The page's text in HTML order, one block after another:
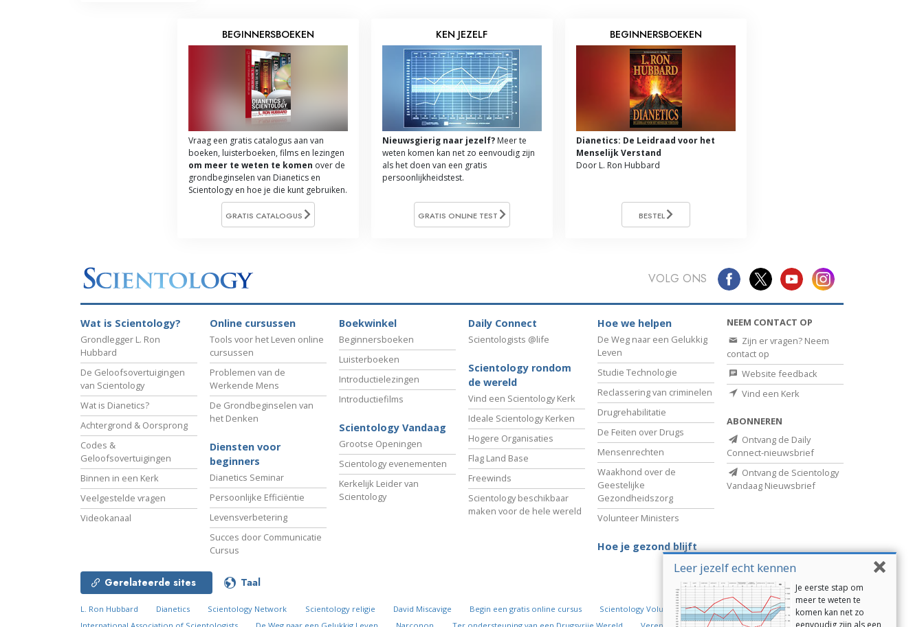
Leer jezelf echt kennen
Je eerste stap om
meer te weten te
komen kan net zo
BEGINNERSBOEKEN
Vraag een gratis catalogus aan van
boeken, luisterboeken, films en lezingen
om meer te weten te komen over de
grondbeginselen van Dianetics en
Scientology en hoe je die kunt gebruiken.
GRATIS CATALOGUS
KEN JEZELF
Nieuwsgierig naar jezelf?Meer te
weten komen kan net zo eenvoudig zijn
als het doen van een gratis
persoonlijkheidstest.
GRATIS ONLINE TEST
BEGINNERSBOEKEN
Dianetics: De Leidraad voor het
Menselijk Verstand
Door L. Ron Hubbard
BESTEL
VOLG ONS
Wat is Scientology?
Grondlegger L. Ron
Hubbard
De Geloofsovertuigingen
van Scientology
Wat is Dianetics?
Achtergrond & Oorsprong
Codes &
Geloofsovertuigingen
Binnen in een Kerk
Veelgestelde vragen
Videokanaal
Online cursussen
Tools voor het Leven online
cursussen
Problemen van de
Werkende Mens
De Grondbeginselen van
het Denken
Diensten voor
beginners
Dianetics Seminar
Persoonlijke Efficiëntie
Levensverbetering
Succes door Communicatie
Cursus
Boekwinkel
Beginnersboeken
Luisterboeken
Introductielezingen
Introductiefilms
Scientology Vandaag
Grootse Openingen
Scientology evenementen
Kerkelijk Leider van
Scientology
Daily Connect
Scientologists @life
Scientology rondom
de wereld
Vind een Scientology Kerk
Ideale Scientology Kerken
Hogere Organisaties
Flag Land Base
Freewinds
Scientology beschikbaar
maken voor de hele wereld
Hoe we helpen
De Weg naar een Gelukkig
Leven
Studie Technologie
Reclassering van criminelen
Drugrehabilitatie
De Feiten over Drugs
Mensenrechten
Waakhond over de
Geestelijke
Gezondheidszorg
Volunteer Ministers
Hoe je gezond blijft
NEEM CONTACT OP
Zijn er vragen? Neem
contact op
Website feedback
Vind een Kerk
ABONNEREN
Ontvang de Daily
Connect-nieuwsbrief
Ontvang de Scientology
Vandaag Nieuwsbrief
Gerelateerde sites Taal
L. Ron Hubbard Dianetics Scientology Network Scientology religie David Miscavige Begin een gratis online cursus
Scientology Volunteer Ministers